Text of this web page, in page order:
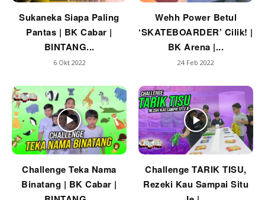
Sukaneka Siapa Paling
Pantas | BK Cabar |
BINTANG...
6 Okt 2022
Wehh Power Betul
‘SKATEBOARDER’ Cilik! |
BK Arena |...
24 Feb 2022
Challenge Teka Nama
Binatang | BK Cabar |
Challenge TARIK TISU,
Rezeki Kau Sampai Situ